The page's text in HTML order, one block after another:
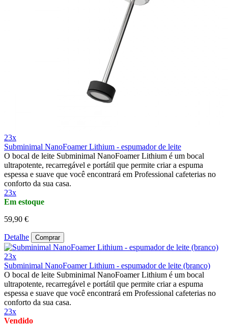
23x
Subminimal NanoFoamer Lithium - espumador de leite
O bocal de leite Subminimal NanoFoamer Lithium é um bocal
ultrapotente, recarregável e portátil que permite criar a espuma
espessa e suave que você encontrará em Professional cafeterias no
conforto da sua casa.
23x
Em estoque
59,90 €
Detalhe Comprar
23x
Subminimal NanoFoamer Lithium - espumador de leite (branco)
O bocal de leite Subminimal NanoFoamer Lithium é um bocal
ultrapotente, recarregável e portátil que permite criar a espuma
espessa e suave que você encontrará em Professional cafeterias no
conforto da sua casa.
23x
Vendido